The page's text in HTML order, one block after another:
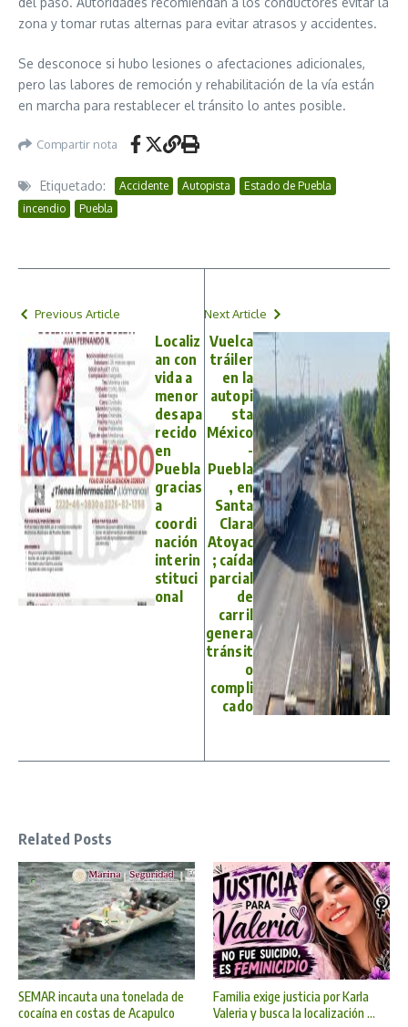
zona y tomar rutas alternas para evitar atrasos y accidentes.
Se desconoce si hubo lesiones o afectaciones adicionales,
pero las labores de remoción y rehabilitación de la vía están
en marcha para restablecer el tránsito lo antes posible.
Compartir nota
Etiquetado: Accidente Autopista
Estado de Puebla
incendio
Puebla
Previous Article
Localiz
an con
vida a
menor
desapa
recido
en
Puebla
gracias
a
coordi
nación
interin
stituci
onal
Next Article
Vuelca
tráiler
en la
autopi
sta
México
-
Puebla
, en
Santa
Clara
Atoyac
; caída
parcial
de
carril
genera
tránsit
o
compli
cado
Related Posts
SEMAR incauta una tonelada de
cocaína en costas de Acapulco
Familia exige justicia por Karla
Valeria y busca la localización ...